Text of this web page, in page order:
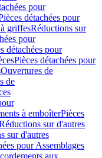
pour
détachées pour
griffesRéductions sur
pour
détachées pour
Pièces détachées pour
Ouvertures de
de
à emboîterPièces
sur d'autres
sur d'autres
pour Assemblages
aux